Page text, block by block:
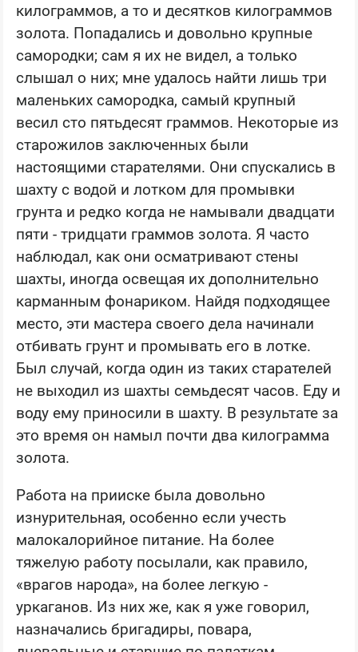
килограммов, а то и десятков килограммов
золота. Попадались и довольно крупные
самородки; сам я их не видел, а только
слышал о них; мне удалось найти лишь три
маленьких самородка, самый крупный
весил сто пятьдесят граммов. Некоторые из
старожилов заключенных были
настоящими старателями. Они спускались в
шахту с водой и лотком для промывки
грунта и редко когда не намывали двадцати
пяти - тридцати граммов золота. Я часто
наблюдал, как они осматривают стены
шахты, иногда освещая их дополнительно
карманным фонариком. Найдя подходящее
место, эти мастера своего дела начинали
отбивать грунт и промывать его в лотке.
Был случай, когда один из таких старателей
не выходил из шахты семьдесят часов. Еду и
воду ему приносили в шахту. В результате за
это время он намыл почти два килограмма
золота.
Работа на прииске была довольно
изнурительная, особенно если учесть
малокалорийное питание. На более
тяжелую работу посылали, как правило,
«врагов народа», на более легкую -
уркаганов. Из них же, как я уже говорил,
назначались бригадиры, повара,